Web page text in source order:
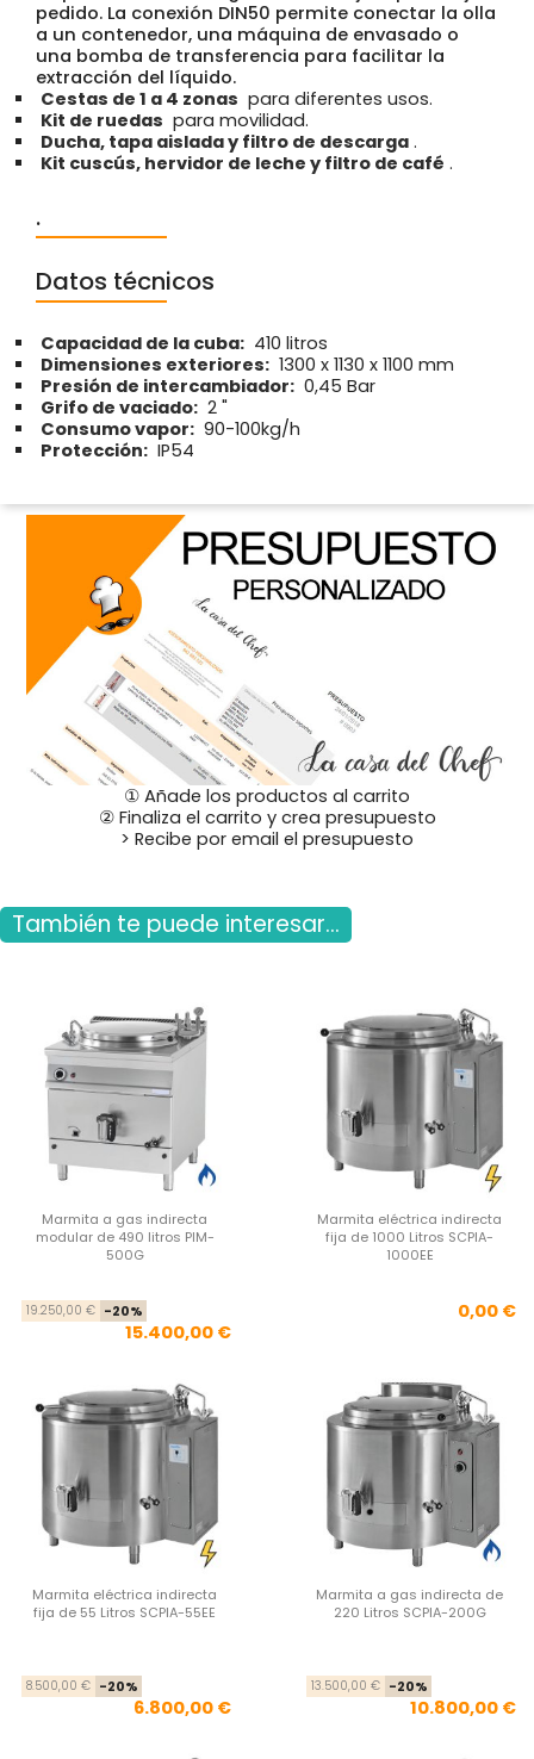
pedido. La conexión DIN50 permite conectar la olla
a un contenedor, una máquina de envasado o
una bomba de transferencia para facilitar la
extracción del líquido.
Cestas de 1 a 4 zonas para diferentes usos.
Kit de ruedas para movilidad.
Ducha, tapa aislada y filtro de descarga .
Kit cuscús, hervidor de leche y filtro de café .
.
Datos técnicos
Capacidad de la cuba: 410 litros
Dimensiones exteriores: 1300 x 1130 x 1100 mm
Presión de intercambiador: 0,45 Bar
Grifo de vaciado: 2 "
Consumo vapor: 90-100kg/h
Protección: IP54
① Añade los productos al carrito
② Finaliza el carrito y crea presupuesto
> Recibe por email el presupuesto
También te puede interesar...
Marmita a gas indirecta
modular de 490 litros PIM-
500G
19.250,00 € -20%
15.400,00 €
Marmita eléctrica indirecta
fija de 1000 Litros SCPIA-
1000EE
0,00 €
Marmita eléctrica indirecta
fija de 55 Litros SCPIA-55EE
Precio base
8.500,00 € -20%
6.800,00 €
Marmita a gas indirecta de
220 Litros SCPIA-200G
13.500,00 € -20%
10.800,00 €